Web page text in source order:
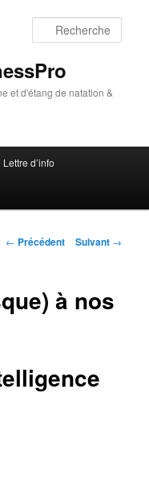
et d'étang de natation &
Lettre d’info
Navigation
← Précédent Suivant →
à nos